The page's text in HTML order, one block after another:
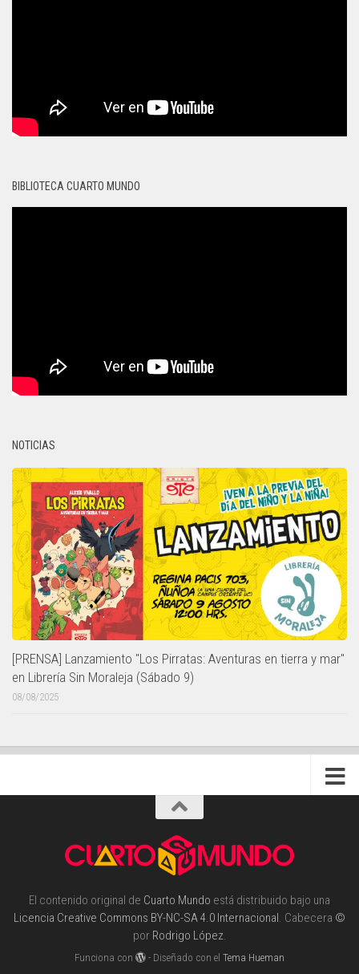
BIBLIOTECA CUARTO MUNDO
NOTICIAS
[PRENSA] Lanzamiento "Los Pirratas: Aventuras en tierra y mar"
en Librería Sin Moraleja (Sábado 9)
08/08/2025
El contenido original de Cuarto Mundo está distribuido bajo una
Licencia Creative Commons BY-NC-SA 4.0 Internacional. Cabecera ©
por Rodrigo López.
Funciona con - Diseñado con elTema Hueman